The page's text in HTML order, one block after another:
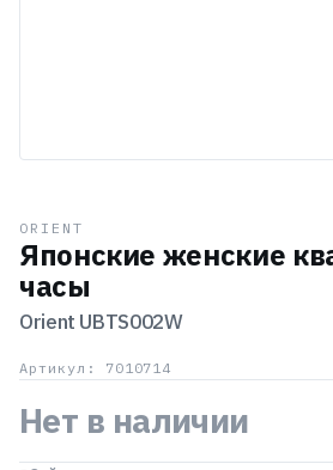
ORIENT
Японские женские
часы
Orient UBTS002W
Артикул: 7010714
Нет в наличии